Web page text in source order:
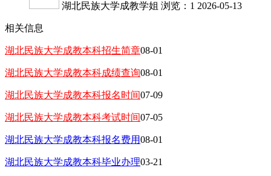
湖北民族大学成教学姐 浏览：1 2026-05-13
相关信息
湖北民族大学成教本科招生简章08-01
湖北民族大学成教本科成绩查询08-01
湖北民族大学成教本科报名时间07-09
湖北民族大学成教本科考试时间07-05
湖北民族大学成教本科报名费用08-01
湖北民族大学成教本科毕业办理03-21